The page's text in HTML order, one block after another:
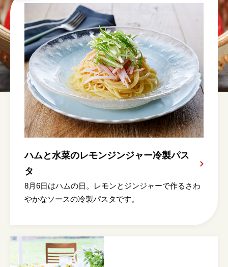
ハムと水菜のレモンジンジャー冷製パス
タ
8月6日はハムの日。レモンとジンジャーで作るさわ
やかなソースの冷製パスタです。